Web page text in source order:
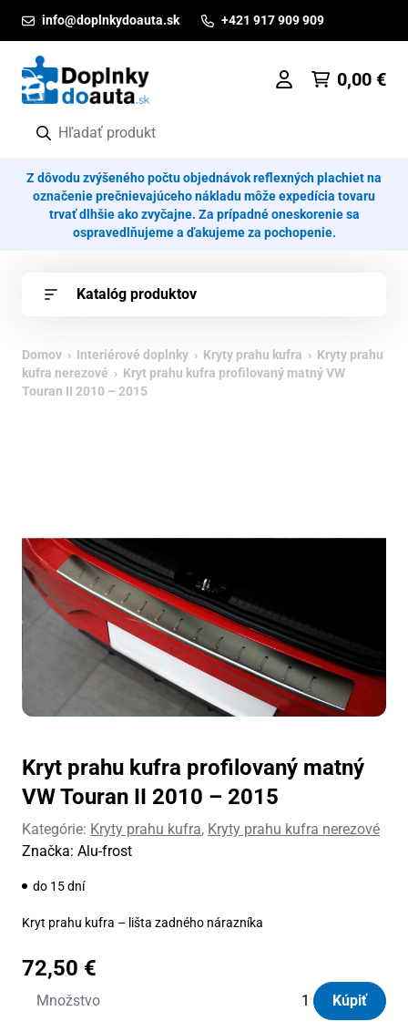
info@doplnkydoauta.sk +421 917 909 909
0,00 €
Z dôvodu zvýšeného počtu objednávok reflexných plachiet na
označenie prečnievajúceho nákladu môže expedícia tovaru
trvať dlhšie ako zvyčajne. Za prípadné oneskorenie sa
ospravedlňujeme a ďakujeme za pochopenie.
Katalóg produktov
Domov › Interiérové doplnky › Kryty prahu kufra › Kryty prahu
kufra nerezové › Kryt prahu kufra profilovaný matný VW
Touran II 2010 – 2015
Kryt prahu kufra profilovaný matný
VW Touran II 2010 – 2015
Kategórie: Kryty prahu kufra, Kryty prahu kufra nerezové
Značka: Alu-frost
do 15 dní
Kryt prahu kufra – lišta zadného nárazníka
72,50 €
Množstvo
množstvo
Kúpiť